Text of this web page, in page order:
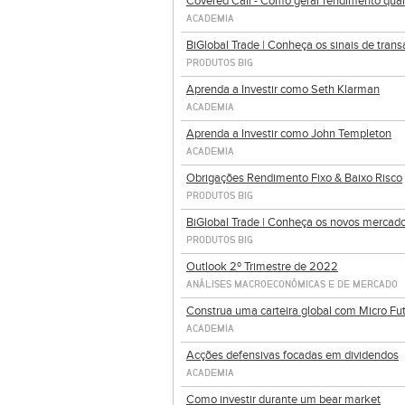
ACADEMIA
BiGlobal Trade | Conheça os sinais de
PRODUTOS BIG
Aprenda a Investir como Seth Klarman
ACADEMIA
Aprenda a Investir como John Templeton
ACADEMIA
Obrigações Rendimento Fixo & Baixo Risco
PRODUTOS BIG
BiGlobal Trade | Conheça os novos
PRODUTOS BIG
Outlook 2º Trimestre de 2022
ANÁLISES MACROECONÓMICAS E DE MERCADO
Construa uma carteira global com Micro
ACADEMIA
Acções defensivas focadas em dividendos
ACADEMIA
Como investir durante um bear market